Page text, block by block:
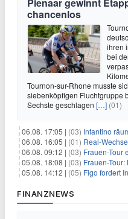
chancenlos
ihren
bei
Tournon-sur-Rhone musste
siebenköpfigen Fluchtgruppe
Sechste geschlagen […] (01)
06.08. 17:05 | (03) Infantino räumt
06.08. 16:05 | (01) Real-Wechsel
06.08. 09:12 | (03) Frauen-Tour
05.08. 18:08 | (03) Frauen-Tour:
05.08. 14:12 | (05) Figo fordert
FINANZNEWS